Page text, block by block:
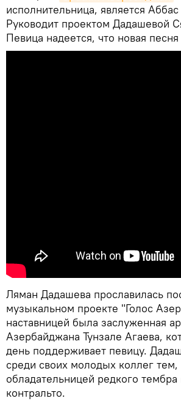
исполнительница, является
Руководит проектом Дадашевой
Певица надеется, что новая
Ляман Дадашева прославилась
музыкальном проекте "Голос
наставницей была заслуженная
Азербайджана Тунзале Агаева,
день поддерживает певицу.
среди своих молодых коллег тем,
обладательницей редкого тембра
контральто.